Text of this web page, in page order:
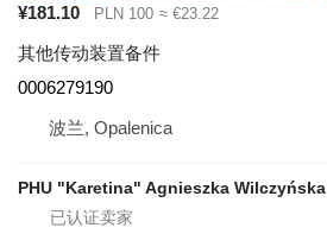
¥181.10 PLN 100 ≈ €23.22
其他传动装置备件
0006279190
波兰, Opalenica
PHU "Karetina" Agnieszka Wilczyńska